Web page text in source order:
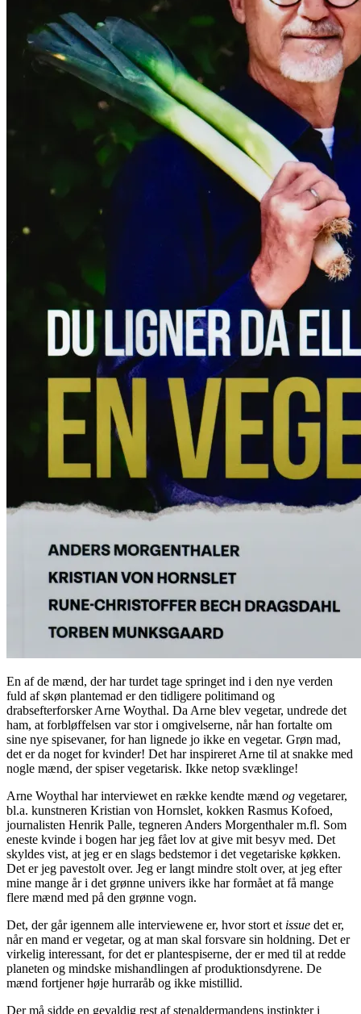
En af de mænd, der har turdet tage springet ind i den nye verden
fuld af skøn plantemad er den tidligere politimand og
drabsefterforsker Arne Woythal. Da Arne blev vegetar, undrede det
ham, at forbløffelsen var stor i omgivelserne, når han fortalte om
sine nye spisevaner, for han lignede jo ikke en vegetar. Grøn mad,
det er da noget for kvinder! Det har inspireret Arne til at snakke med
nogle mænd, der spiser vegetarisk. Ikke netop svæklinge!
Arne Woythal har interviewet en række kendte mænd og vegetarer,
bl.a. kunstneren Kristian von Hornslet, kokken Rasmus Kofoed,
journalisten Henrik Palle, tegneren Anders Morgenthaler m.fl. Som
eneste kvinde i bogen har jeg fået lov at give mit besyv med. Det
skyldes vist, at jeg er en slags bedstemor i det vegetariske køkken.
Det er jeg pavestolt over. Jeg er langt mindre stolt over, at jeg efter
mine mange år i det grønne univers ikke har formået at få mange
flere mænd med på den grønne vogn.
Det, der går igennem alle interviewene er, hvor stort et issue det er,
når en mand er vegetar, og at man skal forsvare sin holdning. Det er
virkelig interessant, for det er plantespiserne, der er med til at redde
planeten og mindske mishandlingen af produktionsdyrene. De
mænd fortjener høje hurraråb og ikke mistillid.
Der må sidde en gevaldig rest af stenaldermandens instinkter i